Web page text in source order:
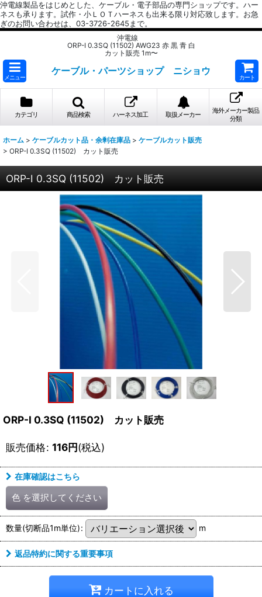
沖電線製品をはじめとした、ケーブル・電子部品の専門ショップです。ハー
ネスも承ります。試作・小ＬＯＴハーネスも出来る限り対応致します。お急
ぎのお問い合わせは、03-3726-2645まで。
沖電線
ORP-I 0.3SQ (11502) AWG23 赤 黒 青 白
カット販売 1m〜
メニュー
ケーブル・パーツショップ ニショウ
カート
カテゴリ 商品検索 ハーネス加工 取扱メーカー
海外メーカー製品
分類
ホーム > ケーブルカット品・余剰在庫品 > ケーブルカット販売
> ORP-I 0.3SQ (11502) カット販売
ORP-I 0.3SQ (11502) カット販売
ORP-I 0.3SQ (11502) カット販売
販売価格: 116円(税込)
在庫確認はこちら
色 を選択してください
数量(切断品1m単位): m
返品特約に関する重要事項
カートに入れる